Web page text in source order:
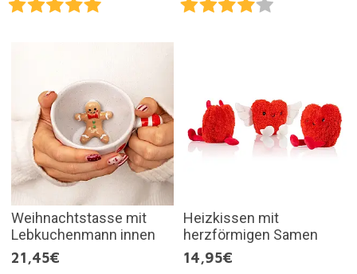
Weihnachtstasse mit
Lebkuchenmann innen
21,45€
Heizkissen mit
herzförmigen Samen
14,95€